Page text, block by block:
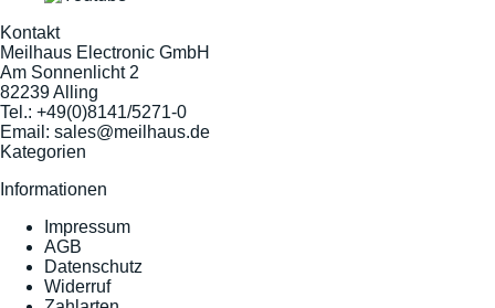
Kontakt
Meilhaus Electronic GmbH
Am Sonnenlicht 2
82239 Alling
Tel.: +49(0)8141/5271-0
Email: sales@meilhaus.de
Kategorien
Informationen
Impressum
AGB
Datenschutz
Widerruf